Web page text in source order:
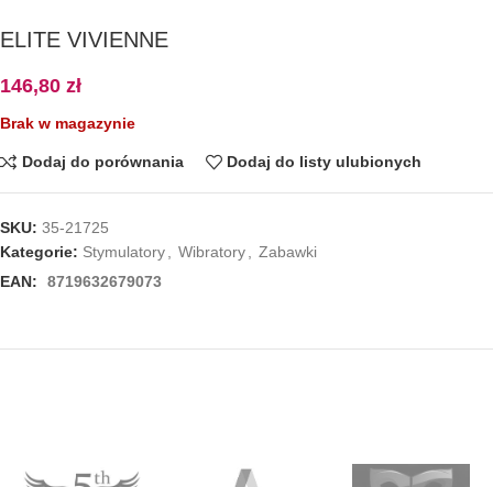
ELITE VIVIENNE
146,80 zł
Brak w magazynie
Dodaj do porównania Dodaj do listy ulubionych
SKU: 35-21725
Kategorie: Stymulatory Wibratory
Zabawki
EAN:
8719632679073